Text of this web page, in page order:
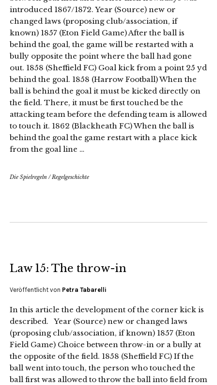
introduced 1867/1872. Year (Source) new or
changed laws (proposing club/association, if
known) 1857 (Eton Field Game) After the ball is
behind the goal, the game will be restarted with a
bully opposite the point where the ball had gone
out. 1858 (Sheffield FC) Goal kick from a point 25 yd
behind the goal. 1858 (Harrow Football) When the
ball is behind the goal it must be kicked directly on
the field. There, it must be first touched be the
attacking team before the defending team is allowed
to touch it. 1862 (Blackheath FC) When the ball is
behind the goal the game restart with a place kick
from the goal line …
Die Spielregeln /Regelgeschichte
Law 15: The throw-in
Veröffentlicht von Petra Tabarelli
In this article the development of the corner kick is
described. Year (Source) new or changed laws
(proposing club/association, if known) 1857 (Eton
Field Game) Choice between throw-in or a bully at
the opposite of the field. 1858 (Sheffield FC) If the
ball went into touch, the person who touched the
ball first was allowed to throw the ball into field from